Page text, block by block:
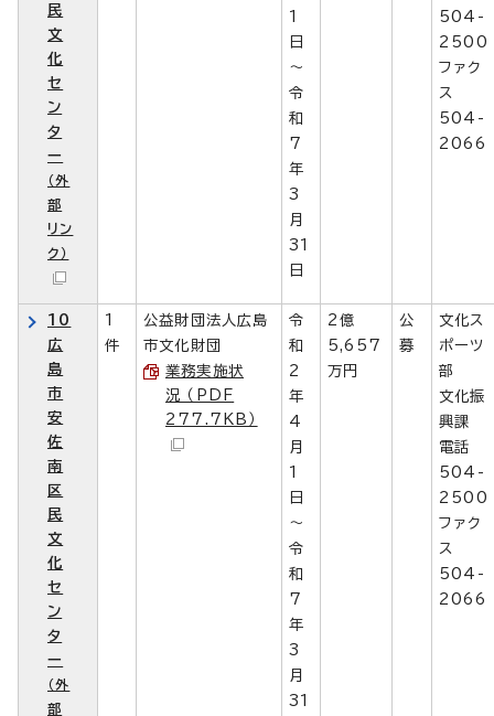
民
文
化
セ
ン
タ
ー
（外
部
リン
ク）
1
日
～
令
和
7
年
3
月
31
日
504-
2500
ファク
ス
504-
2066
10
広
島
市
安
佐
南
区
民
文
化
セ
ン
タ
ー
（外
部
1
件
公益財団法人広島
市文化財団
業務実施状
況 （PDF
277.7KB）
令
和
2
年
4
月
1
日
～
令
和
7
年
3
月
31
2億
5,657
万円
公
募
文化ス
ポーツ
部
文化振
興課
電話
504-
2500
ファク
ス
504-
2066